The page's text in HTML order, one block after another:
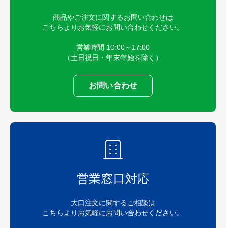
商品やご注文に関するお問い合わせは
こちらよりお気軽にお問い合わせください。
営業時間 10:00～17:00
（土日祝日・年末年始を除く）
お問い合わせ
営業窓口対応
大口注文に関するご相談は
こちらよりお気軽にお問い合わせください。